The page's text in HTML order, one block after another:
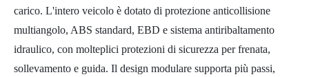
carico. L'intero veicolo è dotato di protezione anticollisione
multiangolo, ABS standard, EBD e sistema antiribaltamento
idraulico, con molteplici protezioni di sicurezza per frenata,
sollevamento e guida. Il design modulare supporta più passi,